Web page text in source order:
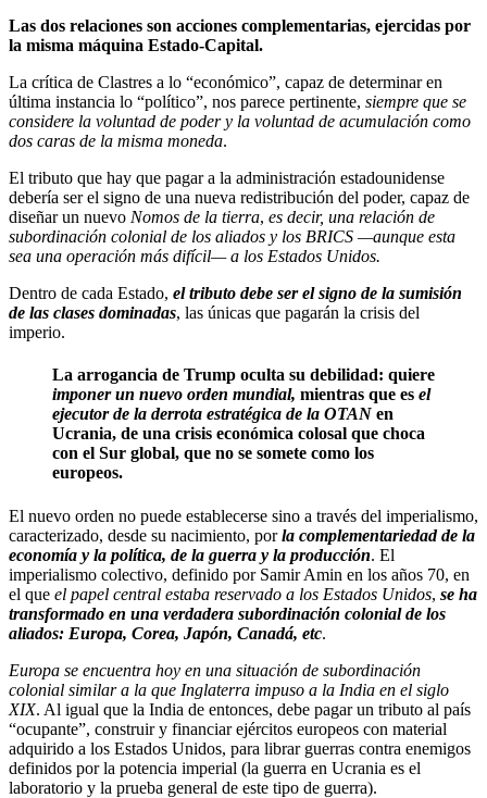
Las dos relaciones son acciones complementarias, ejercidas por
la misma máquina Estado-Capital.
La crítica de Clastres a lo “económico”, capaz de determinar en
última instancia lo “político”, nos parece pertinente, siempre que se
considere la voluntad de poder y la voluntad de acumulación como
dos caras de la misma moneda.
El tributo que hay que pagar a la administración estadounidense
debería ser el signo de una nueva redistribución del poder, capaz de
diseñar un nuevo Nomos de la tierra, es decir, una relación de
subordinación colonial de los aliados y los BRICS —aunque esta
sea una operación más difícil— a los Estados Unidos.
Dentro de cada Estado, el tributo debe ser el signo de la sumisión
de las clases dominadas, las únicas que pagarán la crisis del
imperio.
La arrogancia de Trump oculta su debilidad: quiere
imponer un nuevo orden mundial, mientras que es el
ejecutor de la derrota estratégica de la OTAN en
Ucrania, de una crisis económica colosal que choca
con el Sur global, que no se somete como los
europeos.
El nuevo orden no puede establecerse sino a través del imperialismo,
caracterizado, desde su nacimiento, porla complementariedad de la
economía y la política, de la guerra y la producción. El
imperialismo colectivo, definido por Samir Amin en los años 70, en
el que el papel central estaba reservado a los Estados Unidos, se ha
transformado en una verdadera subordinación colonial de los
aliados: Europa, Corea, Japón, Canadá, etc.
Europa se encuentra hoy en una situación de subordinación
colonial similar a la que Inglaterra impuso a la India en el siglo
XIX. Al igual que la India de entonces, debe pagar un tributo al país
“ocupante”, construir y financiar ejércitos europeos con material
adquirido a los Estados Unidos, para librar guerras contra enemigos
definidos por la potencia imperial (la guerra en Ucrania es el
laboratorio y la prueba general de este tipo de guerra).